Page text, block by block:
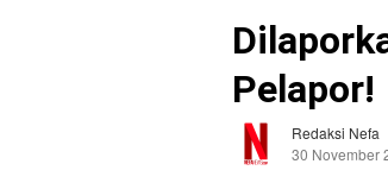
Pelapor!
Redaksi Nefa
30 November